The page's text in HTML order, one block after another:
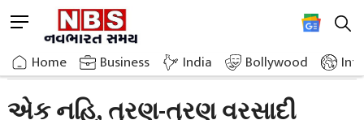
to
content
M
n
u
u
Home Business India Bollywood
Home»Breaking News»Not One But Three Rain Systems Ambalal Predicts Flood Like Conditions
એક નહિ, ત્રણ-ત્રણ વરસાદી